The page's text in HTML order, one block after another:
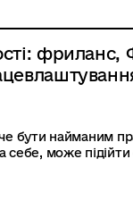
бути найманим
себе, може